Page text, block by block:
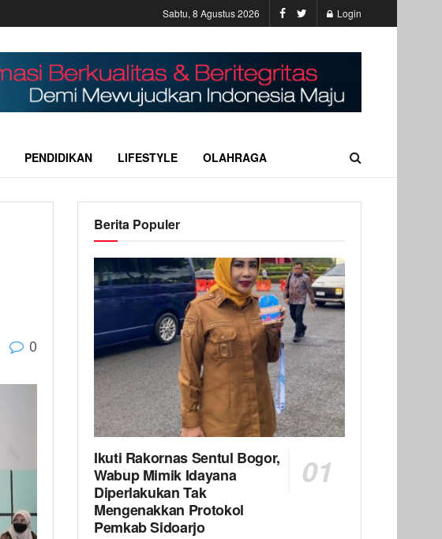
Sabtu, 8 Agustus 2026 Login
PENDIDIKAN LIFESTYLE OLAHRAGA
0
Berita Populer
Ikuti Rakornas Sentul Bogor,
Wabup Mimik Idayana
Diperlakukan Tak
Mengenakkan Protokol
Pemkab Sidoarjo